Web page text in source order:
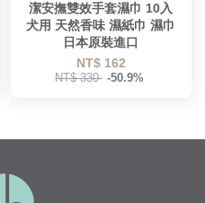
潔安撫雙效手套濕巾 10入
犬用 天然香味 濕紙巾 濕巾
日本原裝進口
NT$ 162
NT$ 330 -50.9%